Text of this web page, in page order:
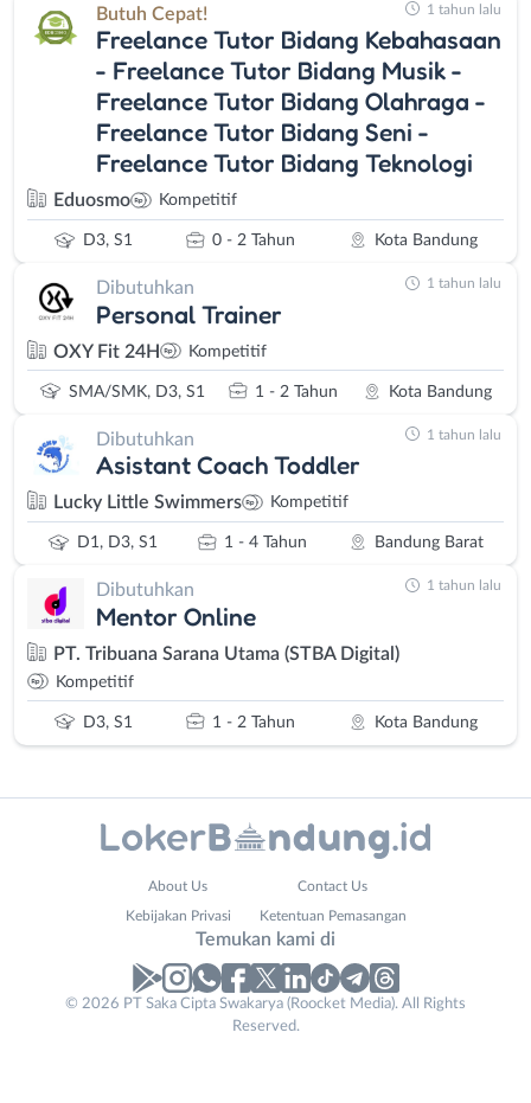
Butuh Cepat!
Freelance Tutor Bidang Kebahasaan
- Freelance Tutor Bidang Musik -
Freelance Tutor Bidang Olahraga -
Freelance Tutor Bidang Seni -
Freelance Tutor Bidang Teknologi
Eduosmo Kompetitif
D3, S1 0 - 2 Tahun Kota Bandung
1 tahun lalu
Dibutuhkan
Personal Trainer
OXY Fit 24H Kompetitif
SMA/SMK, D3, S1 1 - 2 Tahun Kota Bandung
1 tahun lalu
Dibutuhkan
Asistant Coach Toddler
Lucky Little Swimmers Kompetitif
D1, D3, S1 1 - 4 Tahun Bandung Barat
1 tahun lalu
Dibutuhkan
Mentor Online
PT. Tribuana Sarana Utama (STBA Digital)
Kompetitif
D3, S1 1 - 2 Tahun Kota Bandung
1 tahun lalu
About Us Contact Us
Kebijakan Privasi Ketentuan Pemasangan
Temukan kami di
© 2026 PT Saka Cipta Swakarya (Roocket Media). All Rights
Reserved.